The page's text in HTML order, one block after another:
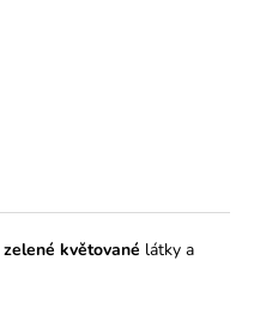
zelené květované látky a